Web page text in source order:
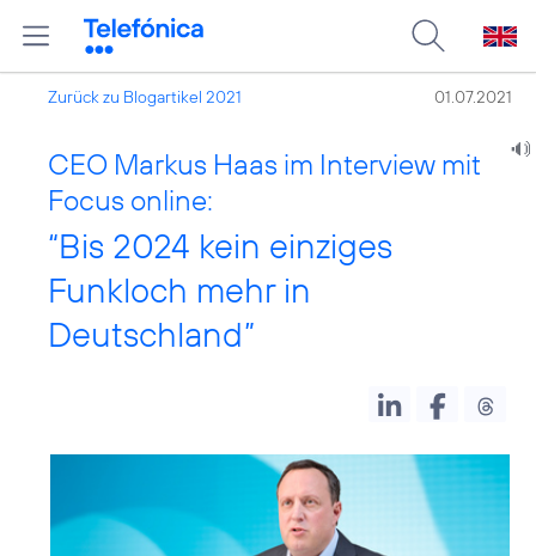
Zurück zu Blogartikel 2021 01.07.2021
CEO Markus Haas im Interview mit
Focus online:
“Bis 2024 kein einziges
Funkloch mehr in
Deutschland”